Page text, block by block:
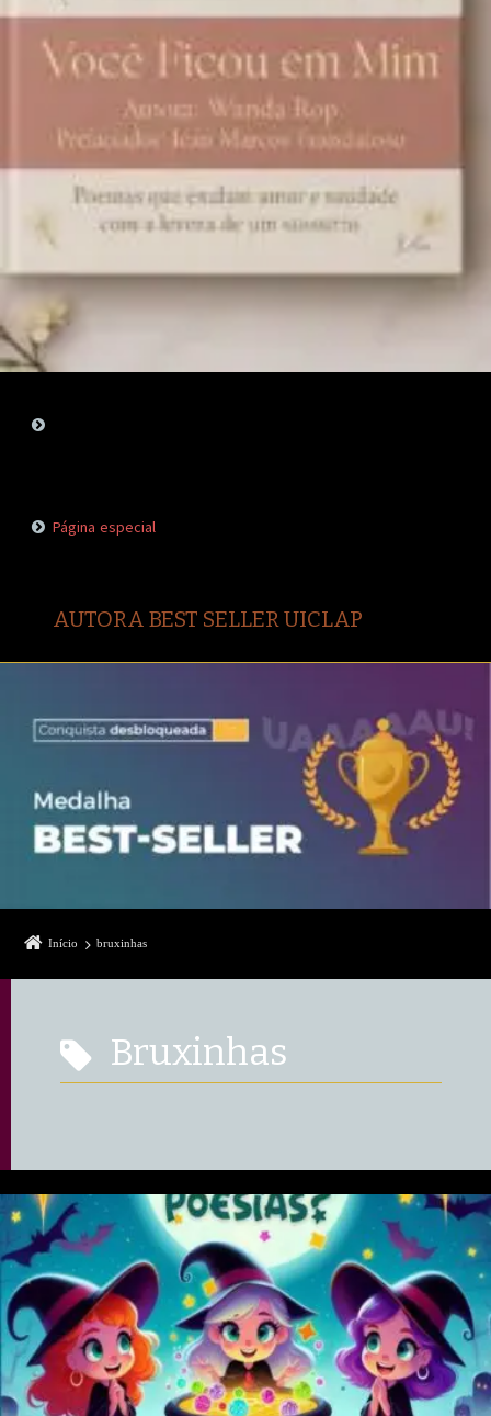
Página especial
AUTORA BEST SELLER UICLAP
Início bruxinhas
bruxinhas